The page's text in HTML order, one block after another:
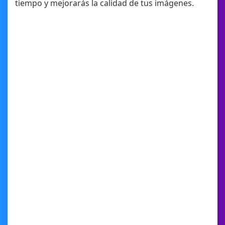
tiempo y mejorarás la calidad de tus imágenes.